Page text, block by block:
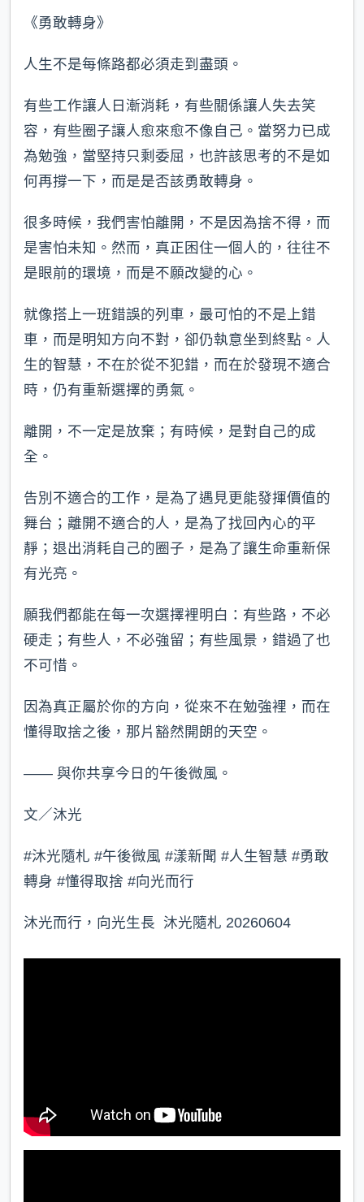
《勇敢轉身》
人生不是每條路都必須走到盡頭。
有些工作讓人日漸消耗，有些關係讓人失去笑
容，有些圈子讓人愈來愈不像自己。當努力已成
為勉強，當堅持只剩委屈，也許該思考的不是如
何再撐一下，而是是否該勇敢轉身。
很多時候，我們害怕離開，不是因為捨不得，而
是害怕未知。然而，真正困住一個人的，往往不
是眼前的環境，而是不願改變的心。
就像搭上一班錯誤的列車，最可怕的不是上錯
車，而是明知方向不對，卻仍執意坐到終點。人
生的智慧，不在於從不犯錯，而在於發現不適合
時，仍有重新選擇的勇氣。
離開，不一定是放棄；有時候，是對自己的成
全。
告別不適合的工作，是為了遇見更能發揮價值的
舞台；離開不適合的人，是為了找回內心的平
靜；退出消耗自己的圈子，是為了讓生命重新保
有光亮。
願我們都能在每一次選擇裡明白：有些路，不必
硬走；有些人，不必強留；有些風景，錯過了也
不可惜。
因為真正屬於你的方向，從來不在勉強裡，而在
懂得取捨之後，那片豁然開朗的天空。
—— 與你共享今日的午後微風。
文／沐光
#沐光隨札 #午後微風 #漾新聞 #人生智慧 #勇敢
轉身 #懂得取捨 #向光而行
沐光而行，向光生長 沐光隨札 20260604